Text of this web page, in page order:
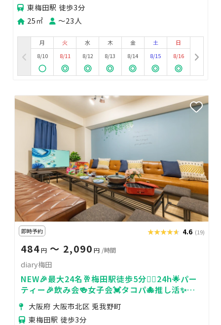
東梅田駅 徒歩3分
25㎡
〜23人
月
8/10
火
8/11
水
8/12
木
8/13
金
8/14
土
8/15
日
8/16
即時予約 ★★★★★
★★★★★ 4.6 (19)
484円〜 2,090 円 /時間
diary梅田
NEW🎉最大24名🥂梅田駅徒歩5分🚶‍♀️24h🌟パー
ティー🎉飲み会🍻女子会💓タコパ🐙推し活✨ゲ
ーム🎮シアター🎥diary梅田
大阪府 大阪市北区 兎我野町
東梅田駅 徒歩3分